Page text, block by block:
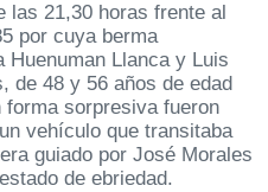
las 21,30 horas frente al
por cuya berma
Huenuman Llanca y Luis
de 48 y 56 años de edad
sorpresiva fueron
vehículo que transitaba
guiado por José Morales
de ebriedad.